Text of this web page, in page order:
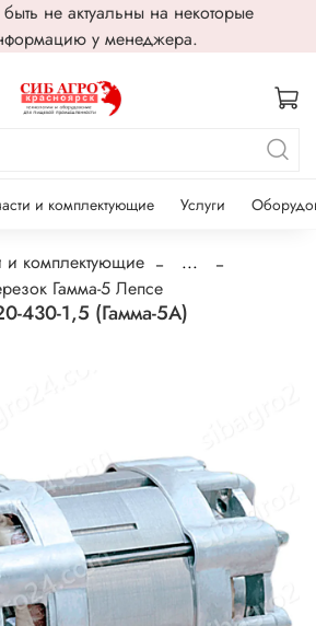
не актуальны на некоторые
у менеджера.
и комплектующие Услуги
и комплектующие
...
Гамма-5 Лепсе
430-1,5 (Гамма-5А)